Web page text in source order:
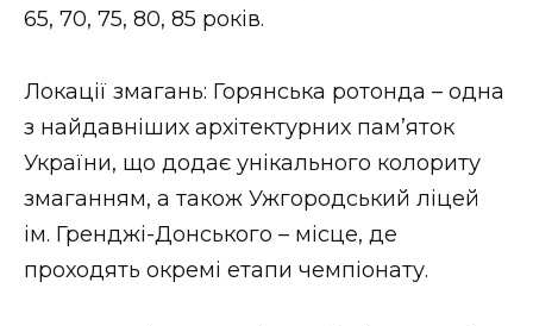
65, 70, 75, 80, 85 років.
Локації змагань: Горянська ротонда – одна
з найдавніших архітектурних пам’яток
України, що додає унікального колориту
змаганням, а також Ужгородський ліцей
ім. Гренджі-Донського – місце, де
проходять окремі етапи чемпіонату.